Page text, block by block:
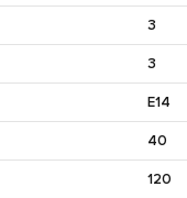
3
3
E14
40
120